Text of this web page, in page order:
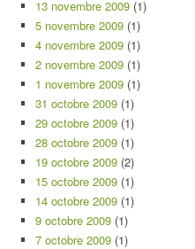
13 novembre 2009 (1)
5 novembre 2009 (1)
4 novembre 2009 (1)
2 novembre 2009 (1)
1 novembre 2009 (1)
31 octobre 2009 (1)
29 octobre 2009 (1)
28 octobre 2009 (1)
19 octobre 2009 (2)
15 octobre 2009 (1)
14 octobre 2009 (1)
9 octobre 2009 (1)
7 octobre 2009 (1)